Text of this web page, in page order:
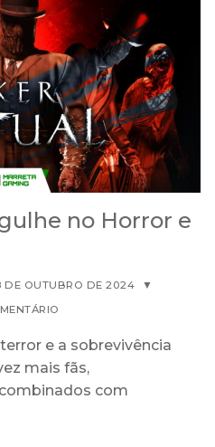
no Horror e
DE OUTUBRO DE 2024
▼
e a sobrevivência
mais fãs,
com